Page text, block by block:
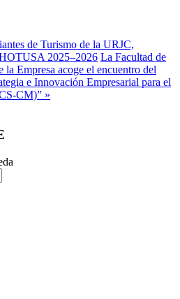
de Turismo de la URJC,
2025–2026 La Facultad de
Empresa acoge el encuentro del
e Innovación Empresarial para el
CM)” »